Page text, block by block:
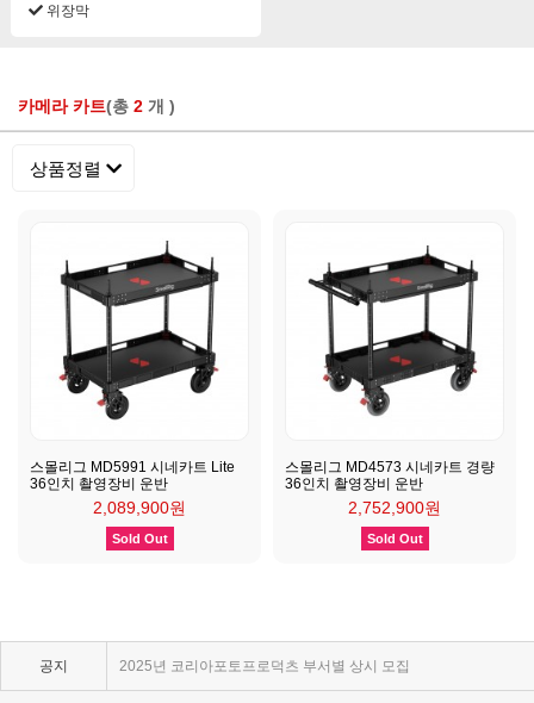
위장막
카메라 카트(총 2 개 )
상품정렬
스몰리그 MD5991 시네카트 Lite
36인치 촬영장비 운반
2,089,900원
Sold Out
스몰리그 MD4573 시네카트 경량
36인치 촬영장비 운반
2,752,900원
Sold Out
공지 2025년 코리아포토프로덕츠 부서별 상시 모집